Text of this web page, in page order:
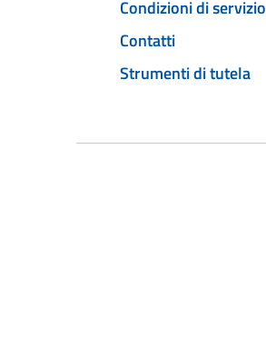
Condizioni di servizio
Contatti
Strumenti di tutela